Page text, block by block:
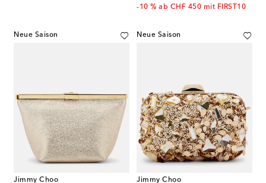
-10 % ab CHF 450 mit FIRST10
Neue Saison
Jimmy Choo
Neue Saison
Jimmy Choo